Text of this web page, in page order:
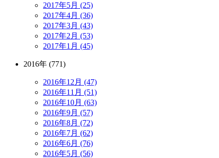
2017年5月 (25)
2017年4月 (36)
2017年3月 (43)
2017年2月 (53)
2017年1月 (45)
2016年 (771)
2016年12月 (47)
2016年11月 (51)
2016年10月 (63)
2016年9月 (57)
2016年8月 (72)
2016年7月 (62)
2016年6月 (76)
2016年5月 (56)